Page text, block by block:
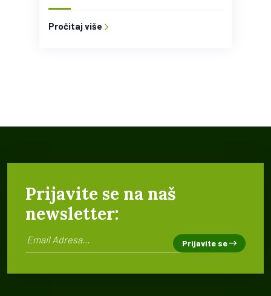
Pročitaj više
Prijavite se na naš
newsletter:
Prijavite se